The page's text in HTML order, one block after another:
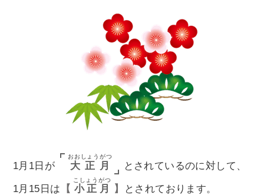
1月1日が 大正月
おおしょうがつ
とされているのに対して、
1月15日は 小正月
こしょうがつ
とされております。